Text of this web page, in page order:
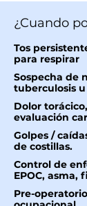
¿Cuando
Tos
para respirar
Sospecha de
tuberculosis
Dolor
evaluación
Golpes /
de costillas.
Control de
EPOC, asma,
Pre-